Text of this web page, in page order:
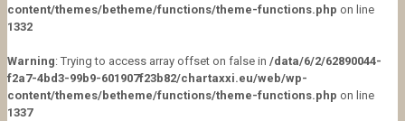
content/themes/betheme/functions/theme-functions.php on line
1332
Warning: Trying to access array offset on false in /data/6/2/62890044-
f2a7-4bd3-99b9-601907f23b82/chartaxxi.eu/web/wp-
content/themes/betheme/functions/theme-functions.php on line
1337